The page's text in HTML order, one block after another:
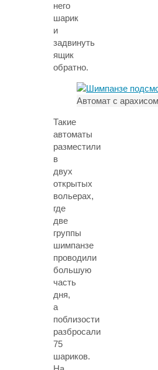
него
шарик
и
задвинуть
ящик
обратно.
Автомат с
Такие
автоматы
разместили
в
двух
открытых
вольерах,
где
две
группы
шимпанзе
проводили
большую
часть
дня,
а
поблизости
разбросали
75
шариков.